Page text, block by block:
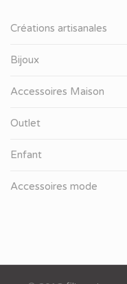
Créations artisanales
Bijoux
Accessoires Maison
Outlet
Enfant
Accessoires mode